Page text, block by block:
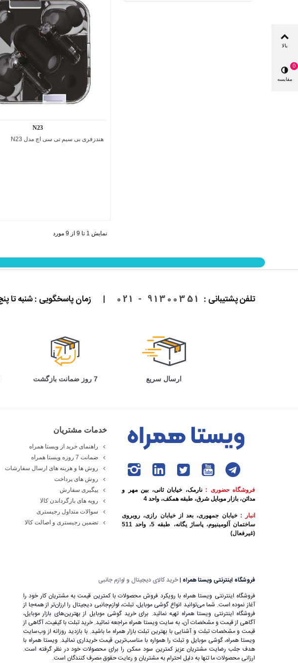
اضافه به مقایسه
N23
هندزفری بی سیم تی سی اچ مدل N23
نمایش 1 تا 9 از 9 مورد
تلفن پشتیبانی : 91300351 - 021
| زمان پاسخگویی : شنبه تا پنج شنبه
ارسال سریع 7 روز ضمانت بازگشت
فروشگاه حضوری : نارمک، خیابان ثانی، بین مهر و
مدائن، بازار موبایل شرق، طبقه همکف، واحد 4
انبار : خیابان جمهوری، بعد از خیابان رازی، روبروی
ساختمان آلومینیوم، پاساژ یگانه، طبقه 5، واحد 511
(غیرفعال)
خدمات مشتریان
راهنمای خرید از ویستا همراه
ضمانت 7 روزه ویستا همراه
روش ها و هزینه های ارسال سفارشات
روش های پرداخت
پیگیری سفارش
رویه های بازگرداندن کالا
سوالات متداول رجیستری
تضمین رجیستری و اصالت کالا
فروشگاه اینترنتی ویستا همراه |خرید کالای دیجیتال و لوازم جانبی
فروشگاه اینترنتی ویستا همراه با رویکرد فروش محصولات با کمترین قیمت به مشتریان کار خود را
آغاز نموده است. شما می‌توانید انواع گوشی موبایل، تبلت، لوازم‌جانبی دیجیتال را ارزان‌تر از همه‌جا از
فروشگاه اینترنتی ویستا همراه تهیه نمائید. برای خرید گوشی موبایل از بهترین‌های بازار موبایل،
آگاهی از قیمت و مشخصات آن، به ‌سایت ویستا همراه مراجعه نمائید. خرید تبلت با کیفیت، آگاهی از
قیمت و مشخصات تبلت و آشنایی با بهترین تبلت بازار همراه ما باشید. با بازدید روزانه از وب‌سایت
ویستا همراه، گوشی موبایل و تبلت را همواره با مناسب‌ترین قیمت خریداری نمائید. ویستا همراه با
هدف جلب رضایت مشتریان عزیز کمترین سود ممکن را برای محصولات خود در نظر گرفته است.
ارزانی محصولات ما تنها به دلیل احترام به مشتریان و رعایت حقوق مصرف کنندگان است.
بالا
مقایسه
0